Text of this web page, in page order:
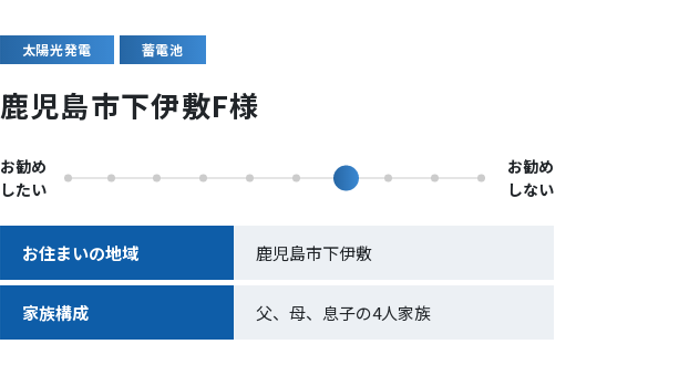
太陽光発電 蓄電池
鹿児島市下伊敷F様
お勧め
したい
お勧め
しない
お住まいの地域 鹿児島市下伊敷
家族構成 父、母、息子の4人家族